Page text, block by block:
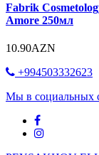
Fabrik
Amore 250мл
10.90AZN
+994503332623
Мы в социальных